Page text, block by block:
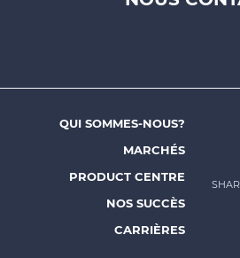
Footer
menu
Prysmian
QUI SOMMES-NOUS?
MARCHÉS
PRODUCT CENTRE
NOS SUCCÈS
CARRIÈRES